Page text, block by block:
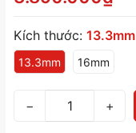
Kích thước: 13.3mm
13.3mm 16mm
− +